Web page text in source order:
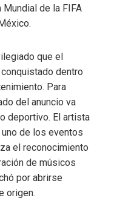
Mundial de la FIFA
que el
dentro
Para
del anuncio va
deportivo. El artista
de los eventos
el reconocimiento
de músicos
por abrirse
origen.